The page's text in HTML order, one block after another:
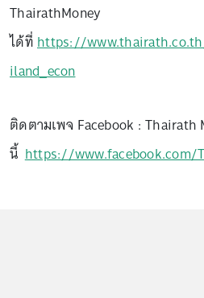
ThairathMoney
ได้ที่https://
iland_econ
ติดตามเพจ Facebook : Thairath
นี้https://www.facebook.com/